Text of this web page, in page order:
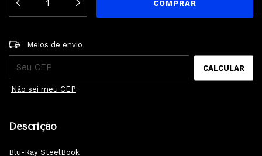
Entregas para o CEP:
Meios de envio
CALCULAR
Não sei meu CEP
Descrição
Blu-Ray SteelBook